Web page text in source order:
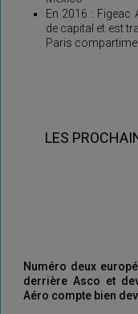
En 2016 : Figeac
de capital et est
Paris
LES
Numéro deux
derrière Asco et
Aéro compte bien